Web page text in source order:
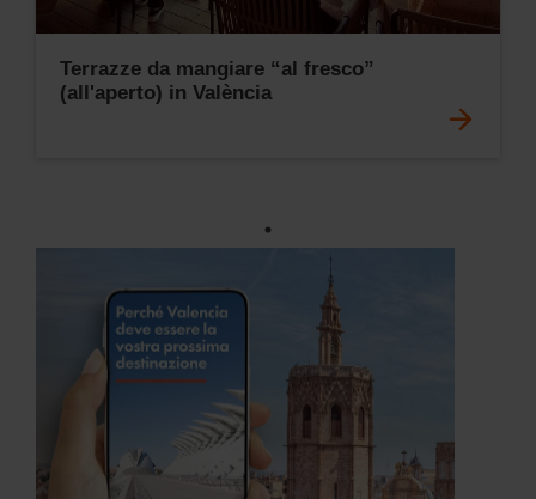
Terrazze da mangiare “al fresco”
(all'aperto) in València